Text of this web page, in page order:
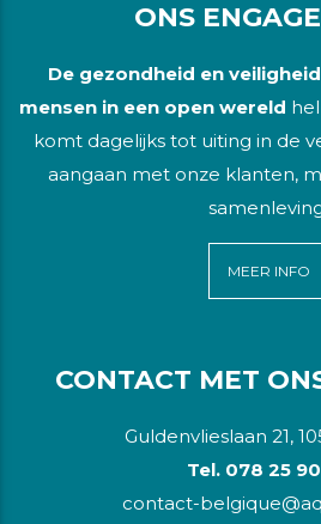
ONS
De gezondheid en
mensen in een open wereld
komt dagelijks tot uiting in de
aangaan met onze klanten,
MEER INFO
CONTACT MET
Guldenvlieslaan 21,
Tel. 078 25
contact-